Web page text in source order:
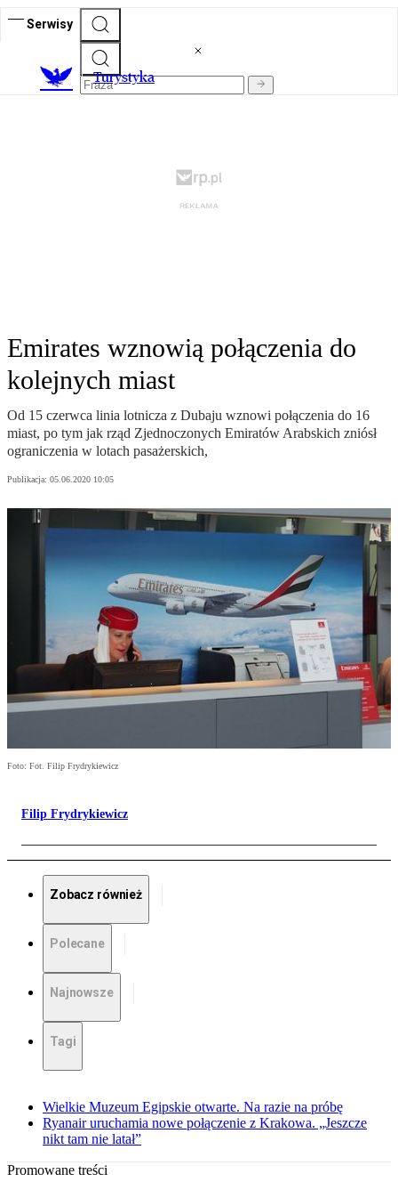
Serwisy
Turystyka
Emirates wznowią połączenia do
kolejnych miast
Od 15 czerwca linia lotnicza z Dubaju wznowi połączenia do 16
miast, po tym jak rząd Zjednoczonych Emiratów Arabskich zniósł
ograniczenia w lotach pasażerskich,
Publikacja: 05.06.2020 10:05
Foto: Fot. Filip Frydrykiewicz
Filip Frydrykiewicz
Zobacz również
Polecane
Najnowsze
Tagi
Wielkie Muzeum Egipskie otwarte. Na razie na próbę
Ryanair uruchamia nowe połączenie z Krakowa. „Jeszcze
nikt tam nie latał”
Promowane treści